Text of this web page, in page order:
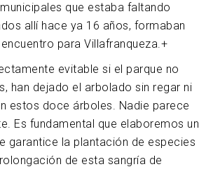
que estaba faltando
allí hace ya 16 años, formaban
para Villafranqueza.+
evitable si el parque no
han dejado el arbolado sin regar ni
estos doce árboles. Nadie parece
Es fundamental que elaboremos un
garantice la plantación de especies
de esta sangría de